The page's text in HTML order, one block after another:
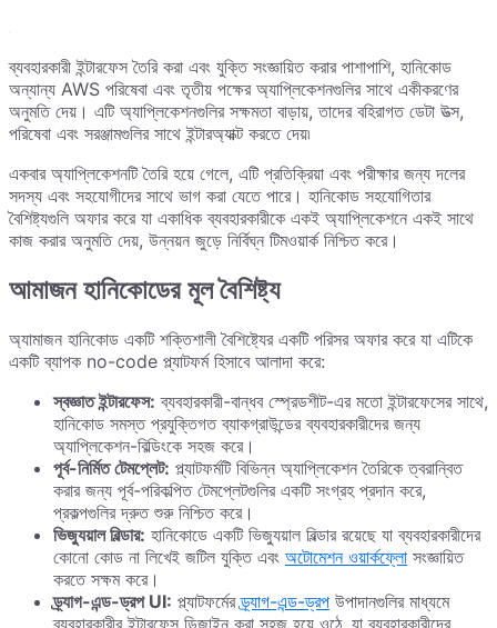
ব্যবহারকারী ইন্টারফেস তৈরি করা এবং যুক্তি সংজ্ঞায়িত করার পাশাপাশি, হানিকোড
অন্যান্য AWS পরিষেবা এবং তৃতীয় পক্ষের অ্যাপ্লিকেশনগুলির সাথে একীকরণের
অনুমতি দেয়। এটি অ্যাপ্লিকেশনগুলির সক্ষমতা বাড়ায়, তাদের বহিরাগত ডেটা উত্স,
পরিষেবা এবং সরঞ্জামগুলির সাথে ইন্টারঅ্যাক্ট করতে দেয়৷
একবার অ্যাপ্লিকেশনটি তৈরি হয়ে গেলে, এটি প্রতিক্রিয়া এবং পরীক্ষার জন্য দলের
সদস্য এবং সহযোগীদের সাথে ভাগ করা যেতে পারে। হানিকোড সহযোগিতার
বৈশিষ্ট্যগুলি অফার করে যা একাধিক ব্যবহারকারীকে একই অ্যাপ্লিকেশনে একই সাথে
কাজ করার অনুমতি দেয়, উন্নয়ন জুড়ে নির্বিঘ্ন টিমওয়ার্ক নিশ্চিত করে।
আমাজন হানিকোডের মূল বৈশিষ্ট্য
অ্যামাজন হানিকোড একটি শক্তিশালী বৈশিষ্ট্যের একটি পরিসর অফার করে যা এটিকে
একটি ব্যাপক no-code প্ল্যাটফর্ম হিসাবে আলাদা করে:
স্বজ্ঞাত ইন্টারফেস: ব্যবহারকারী-বান্ধব স্প্রেডশীট-এর মতো ইন্টারফেসের সাথে,
হানিকোড সমস্ত প্রযুক্তিগত ব্যাকগ্রাউন্ডের ব্যবহারকারীদের জন্য
অ্যাপ্লিকেশন-বিল্ডিংকে সহজ করে।
পূর্ব-নির্মিত টেমপ্লেট: প্ল্যাটফর্মটি বিভিন্ন অ্যাপ্লিকেশন তৈরিকে ত্বরান্বিত
করার জন্য পূর্ব-পরিকল্পিত টেমপ্লেটগুলির একটি সংগ্রহ প্রদান করে,
প্রকল্পগুলির দ্রুত শুরু নিশ্চিত করে।
ভিজ্যুয়াল বিল্ডার: হানিকোডে একটি ভিজ্যুয়াল বিল্ডার রয়েছে যা ব্যবহারকারীদের
কোনো কোড না লিখেই জটিল যুক্তি এবং অটোমেশন ওয়ার্কফ্লো সংজ্ঞায়িত
করতে সক্ষম করে।
ড্র্যাগ-এন্ড-ড্রপ UI: প্ল্যাটফর্মেরড্র্যাগ-এন্ড-ড্রপ উপাদানগুলির মাধ্যমে
ব্যবহারকারীর ইন্টারফেস ডিজাইন করা সহজ হয়ে ওঠে, যা ব্যবহারকারীদের